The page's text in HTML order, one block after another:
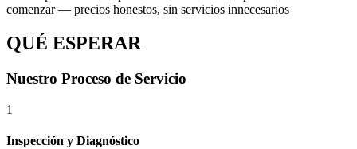
comenzar — precios honestos, sin servicios innecesarios
QUÉ ESPERAR
Nuestro Proceso de Servicio
1
Inspección y Diagnóstico